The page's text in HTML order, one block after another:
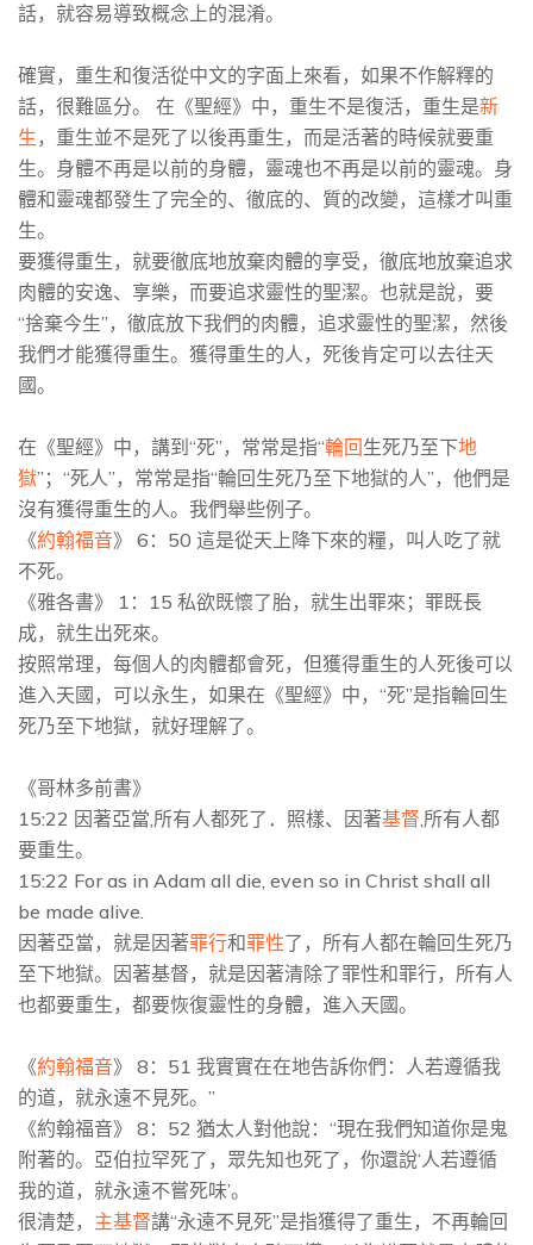
話，就容易導致概念上的混淆。
確實，重生和復活從中文的字面上來看，如果不作解釋的
話，很難區分。 在《聖經》中，重生不是復活，重生是新
生 ，重生並不是死了以後再重生，而是活著的時候就要重
生。身體不再是以前的身體，靈魂也不再是以前的靈魂。身
體和靈魂都發生了完全的、徹底的、質的改變，這樣才叫重
生。
要獲得重生，就要徹底地放棄肉體的享受，徹底地放棄追求
肉體的安逸、享樂，而要追求靈性的聖潔。也就是說，要
“捨棄今生”，徹底放下我們的肉體，追求靈性的聖潔，然後
我們才能獲得重生。獲得重生的人，死後肯定可以去往天
國。
在《聖經》中，講到“死”，常常是指“輪回生死乃至下地
獄”；“死人”，常常是指“輪回生死乃至下地獄的人”，他們是
沒有獲得重生的人。我們舉些例子。
《約翰福音》 6：50 這是從天上降下來的糧，叫人吃了就
不死。
《雅各書》 1：15 私欲既懷了胎，就生出罪來；罪既長
成，就生出死來。
按照常理，每個人的肉體都會死，但獲得重生的人死後可以
進入天國，可以永生，如果在《聖經》中，“死”是指輪回生
死乃至下地獄，就好理解了。
《哥林多前書》
15:22 因著亞當,所有人都死了．照樣、因著基督,所有人都
要重生。
15:22 For as in Adam all die, even so in Christ shall all
be made alive.
因著亞當，就是因著罪行和罪性了，所有人都在輪回生死乃
至下地獄。因著基督，就是因著清除了罪性和罪行，所有人
也都要重生，都要恢復靈性的身體，進入天國。
《約翰福音》 8：51 我實實在在地告訴你們：人若遵循我
的道，就永遠不見死。”
《約翰福音》 8：52 猶太人對他說：“現在我們知道你是鬼
附著的。亞伯拉罕死了，眾先知也死了，你還說‘人若遵循
我的道，就永遠不嘗死味’。
很清楚， 主基督講“永遠不見死”是指獲得了重生，不再輪回